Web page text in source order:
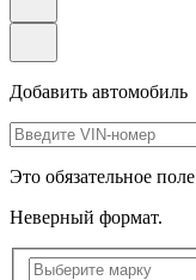
Добавить автомобиль
Это обязательное поле
Неверный формат.